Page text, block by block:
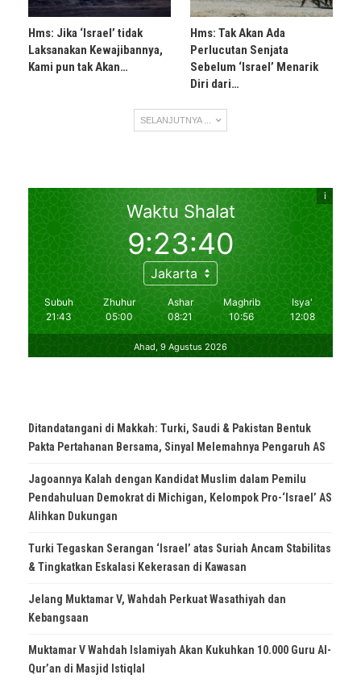
Hms: Jika ‘Israel’ tidak
Laksanakan Kewajibannya,
Kami pun tak Akan…
Hms: Tak Akan Ada
Perlucutan Senjata
Sebelum ‘Israel’ Menarik
Diri dari…
SELANJUTNYA ...
Ditandatangani di Makkah: Turki, Saudi & Pakistan Bentuk
Pakta Pertahanan Bersama, Sinyal Melemahnya Pengaruh AS
Jagoannya Kalah dengan Kandidat Muslim dalam Pemilu
Pendahuluan Demokrat di Michigan, Kelompok Pro-‘Israel’ AS
Alihkan Dukungan
Turki Tegaskan Serangan ‘Israel’ atas Suriah Ancam Stabilitas
& Tingkatkan Eskalasi Kekerasan di Kawasan
Jelang Muktamar V, Wahdah Perkuat Wasathiyah dan
Kebangsaan
Muktamar V Wahdah Islamiyah Akan Kukuhkan 10.000 Guru Al-
Qur’an di Masjid Istiqlal